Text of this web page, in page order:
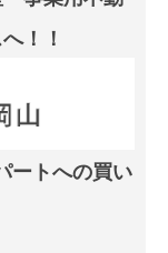
！！
ートへの買い